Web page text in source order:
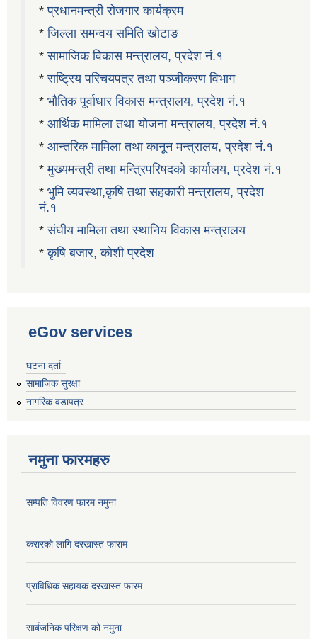
*प्रधानमन्त्री रोजगार कार्यक्रम
*जिल्ला समन्वय समिति खोटाङ
*सामाजिक विकास मन्त्रालय, प्रदेश नं.१
*राष्ट्रिय परिचयपत्र तथा पञ्जीकरण विभाग
* भौतिक पूर्वाधार विकास मन्त्रालय, प्रदेश नं.१
* आर्थिक मामिला तथा योजना मन्त्रालय, प्रदेश नं.१
* आन्तरिक मामिला तथा कानून मन्त्रालय, प्रदेश नं.१
*मुख्यमन्त्री तथा मन्त्रिपरिषदको कार्यालय, प्रदेश नं.१
* भुमि व्यवस्था,कृषि तथा सहकारी मन्त्रालय, प्रदेश
नं.१
*संघीय मामिला तथा स्थानिय विकास मन्त्रालय
*कृषि बजार, कोशी प्रदेश
eGov services
घटना दर्ता
सामाजिक सुरक्षा
नागरिक वडापत्र
नमुना फारमहरु
सम्पति विवरण फारम नमुना
करारको लागि दरखास्त फाराम
प्राविधिक सहायक दरखास्त फारम
सार्बजनिक परिक्षण को नमुना